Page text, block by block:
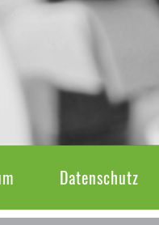
Datenschutz